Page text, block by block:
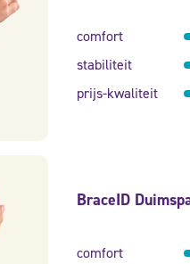
comfort
stabiliteit
prijs-kwaliteit
BraceID
comfort